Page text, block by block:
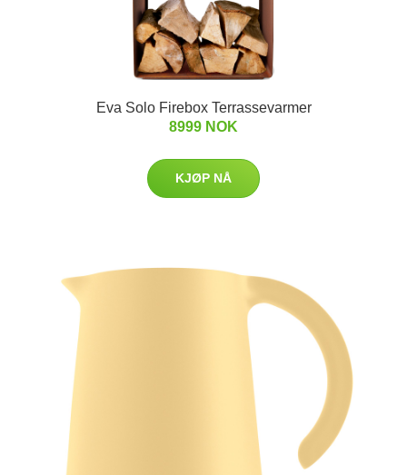
Eva Solo Firebox Terrassevarmer
8999 NOK
KJØP NÅ